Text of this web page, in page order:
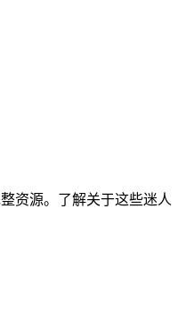
资源。了解关于这些迷人